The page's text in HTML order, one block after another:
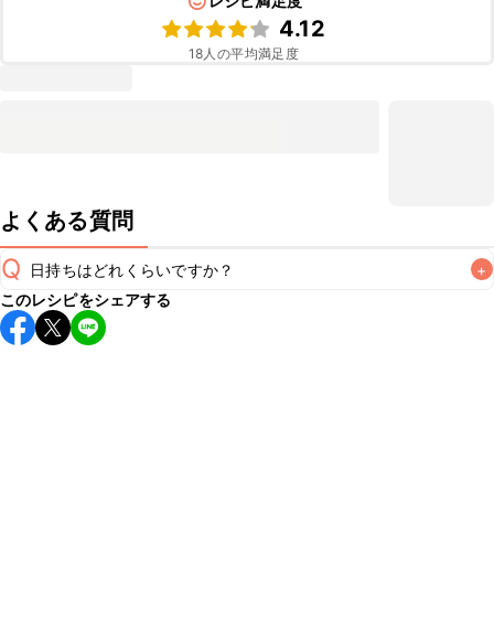
4.12
18人の平均満足度
よくある質問
Q 日持ちはどれくらいですか？ +
保存期間は冷蔵で翌日中が目安です。なるべくお早めにお召
し上がりください。
このレシピをシェアする